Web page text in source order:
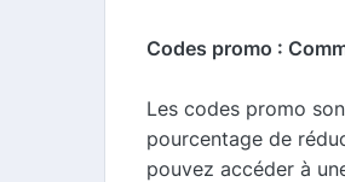
Codes promo :
Les codes promo
pourcentage de
pouvez accéder à